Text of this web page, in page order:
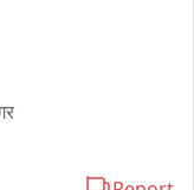
बुजुर्ग सेवा, समर्पण